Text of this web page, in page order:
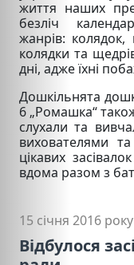
життя наших
безліч
жанрів: колядок,
колядки та
дні, адже їхні
Дошкільнята
6 „Ромашка“
слухали та
вихователями
цікавих
вдома разом з
15 січня 2016 року
Відбулося